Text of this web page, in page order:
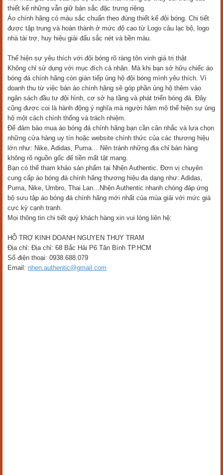
thiết kế những vẫn giữ bản sắc đặc trưng riêng.
Áo chính hãng có màu sắc chuẩn theo đúng thiết kế đội bóng. Chi tiết
được tập trung và hoàn thành ở mức độ cao từ Logo câu lạc bộ, logo
nhà tài trợ, huy hiệu giải đấu sắc nét và bền màu.
Thể hiện sự yêu thích với đội bóng rõ ràng tôn vinh giá trị thật
Không chỉ sử dụng với mục đích cá nhân. Mà khi bạn sở hữu chiếc áo
bóng đá chính hãng còn gián tiếp ủng hộ đội bóng mình yêu thích. Vì
doanh thu từ việc bán áo chính hãng sẽ góp phần ủng hộ thêm vào
ngân sách đầu tư đội hình, cơ sở hạ tầng và phát triển bóng đá. Đây
cũng được coi là hành động ý nghĩa mà người hâm mộ thể hiện sự ủng
hộ một cách chính thống và trách nhiệm.
Để đảm bảo mua áo bóng đá chính hãng bạn cần cân nhắc và lựa chọn
những cửa hàng uy tín hoặc website chính thức của các thương hiệu
lớn như: Nike, Adidas, Puma… Nên tránh những địa chỉ bán hàng
không rõ nguồn gốc để tiền mất tật mang.
Bạn có thể tham khảo sản phẩm tại Nhện Authentic. Đơn vị chuyên
cung cấp áo bóng đá chính hãng thương hiệu đa dạng như: Adidas,
Puma, Nike, Umbro, Thai Lan…Nhện Authentic nhanh chóng đáp ứng
bộ sưu tập áo bóng đá chính hãng mới nhất của mùa giải với mức giá
cực kỳ cạnh tranh.
Mọi thông tin chi tiết quý khách hàng xin vui lòng liên hệ:
HỖ TRỢ KINH DOANH NGUYEN THUY TRAM
Địa chỉ: Địa chỉ: 68 Bắc Hải P6 Tân Bình TP.HCM
Số điện thoại: 0938.688.079
Email: nhen.authentic@gmail.com